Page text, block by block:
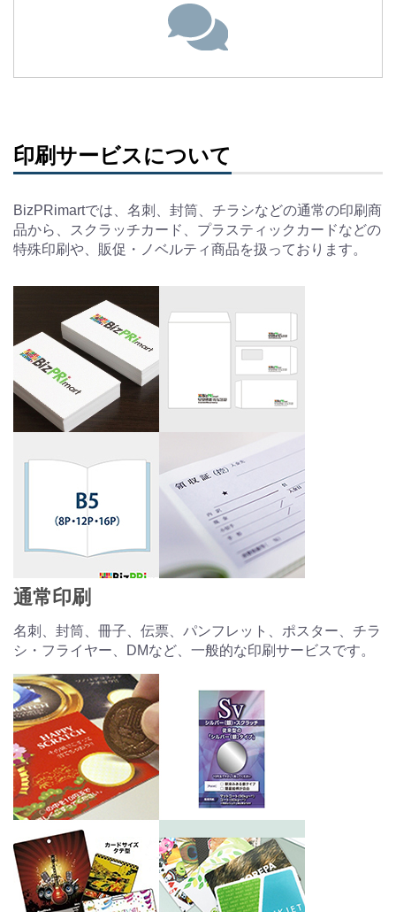
印刷サービスについて
BizPRimartでは、名刺、封筒、チラシなどの通常の印刷商
品から、スクラッチカード、プラスティックカードなどの
特殊印刷や、販促・ノベルティ商品を扱っております。
通常印刷
名刺、封筒、冊子、伝票、パンフレット、ポスター、チラ
シ・フライヤー、DMなど、一般的な印刷サービスです。